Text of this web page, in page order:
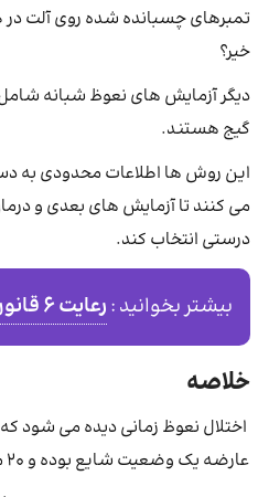
تمبرهای چسبانده شده روی آلت
خیر؟
دیگر آزمایش های نعوظ شبانه
گیج هستند.
این روش ها اطلاعات محدودی
می کنند تا آزمایش های بعدی و
درستی انتخاب کند.
بیشتر بخوانید :رعایت 6 قانون برای درمان اختلال نعوظ
خلاصه
اختلال نعوظ زمانی دیده می شود
عارضه یک وضعیت شایع بوده و 20 میلیون به آن مبتلا هستند.